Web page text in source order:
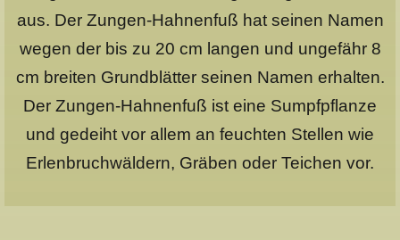
aus. Der Zungen-Hahnenfuß hat seinen Namen
wegen der bis zu 20 cm langen und ungefähr 8
cm breiten Grundblätter seinen Namen erhalten.
Der Zungen-Hahnenfuß ist eine Sumpfpflanze
und gedeiht vor allem an feuchten Stellen wie
Erlenbruchwäldern, Gräben oder Teichen vor.